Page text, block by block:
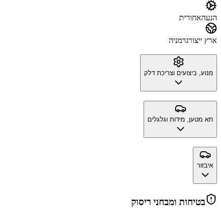
הנעהאחורית
ארץ ייצורגרמניה
מנוע, ביצועים וצריכת דלק
תא מטען, מידות וגלגלים
איבזור
בטיחות ומבחני ריסוק